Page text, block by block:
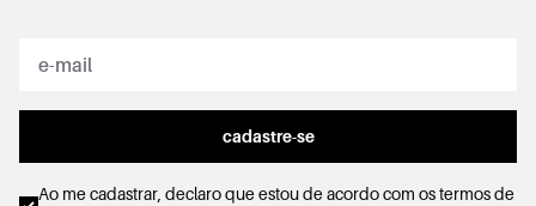
cadastre-se
Ao me cadastrar, declaro que estou de acordo com ostermos de